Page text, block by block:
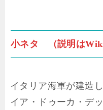
小ネタ （説明は
イタリア海軍が建造
イア・ドゥーカ・デ